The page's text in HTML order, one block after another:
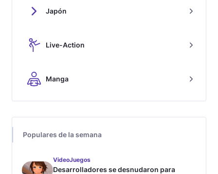
Japón
Live-Action
Manga
Populares de la semana
VideoJuegos
Desarrolladores se desnudaron para